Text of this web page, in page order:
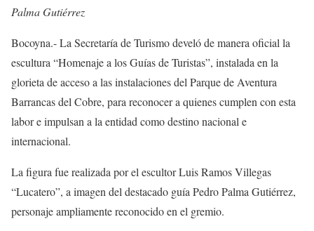
Palma Gutiérrez
Bocoyna.- La Secretaría de Turismo develó de manera oficial la
escultura “Homenaje a los Guías de Turistas”, instalada en la
glorieta de acceso a las instalaciones del Parque de Aventura
Barrancas del Cobre, para reconocer a quienes cumplen con esta
labor e impulsan a la entidad como destino nacional e
internacional.
La figura fue realizada por el escultor Luis Ramos Villegas
“Lucatero”, a imagen del destacado guía Pedro Palma Gutiérrez,
personaje ampliamente reconocido en el gremio.